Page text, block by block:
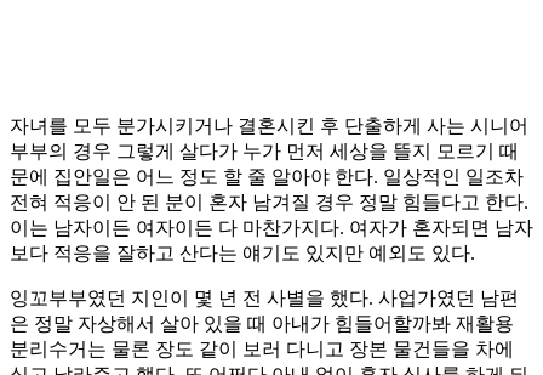
자녀를 모두 분가시키거나 결혼시킨 후 단출하게 사는 시니어
부부의 경우 그렇게 살다가 누가 먼저 세상을 뜰지 모르기 때
문에 집안일은 어느 정도 할 줄 알아야 한다. 일상적인 일조차
전혀 적응이 안 된 분이 혼자 남겨질 경우 정말 힘들다고 한다.
이는 남자이든 여자이든 다 마찬가지다. 여자가 혼자되면 남자
보다 적응을 잘하고 산다는 얘기도 있지만 예외도 있다.
잉꼬부부였던 지인이 몇 년 전 사별을 했다. 사업가였던 남편
은 정말 자상해서 살아 있을 때 아내가 힘들어할까봐 재활용
분리수거는 물론 장도 같이 보러 다니고 장본 물건들을 차에